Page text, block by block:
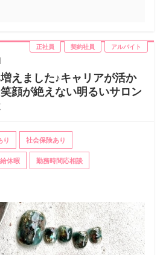
正社員 契約社員 アルバイト
えました♪キャリアが活か
顔が絶えない明るいサロン
り 社会保険あり
休暇 勤務時間応相談